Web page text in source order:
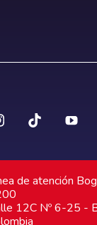
de atención
12C Nº 6-25 -